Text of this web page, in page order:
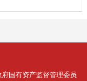
国有资产监督管理委员